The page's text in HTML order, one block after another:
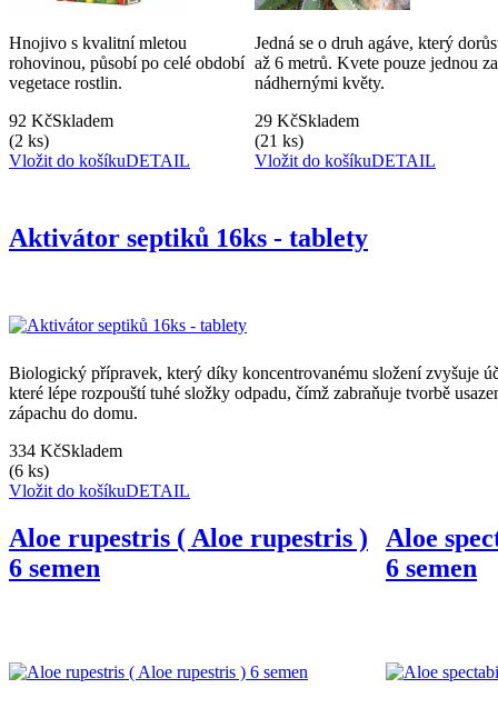
Hnojivo s kvalitní mletou
rohovinou, působí po celé období
vegetace rostlin.
Jedná se o druh agáve, který
až 6 metrů. Kvete pouze jednou
nádhernými květy.
92 KčSkladem
(2 ks)
Vložit do košíkuDETAIL
29 KčSkladem
(21 ks)
Vložit do košíkuDETAIL
Aktivátor septiků 16ks - tablety
Biologický přípravek, který díky koncentrovanému složení zvyšuje
které lépe rozpouští tuhé složky odpadu, čímž zabraňuje tvorbě
zápachu do domu.
334 KčSkladem
(6 ks)
Vložit do košíkuDETAIL
Aloe rupestris ( Aloe rupestris )
6 semen
Aloe
6 semen